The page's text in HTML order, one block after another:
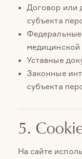
Договор или
субъекта
Федеральные
медицинской
Уставные
Законные
субъекта
5.
На сайте